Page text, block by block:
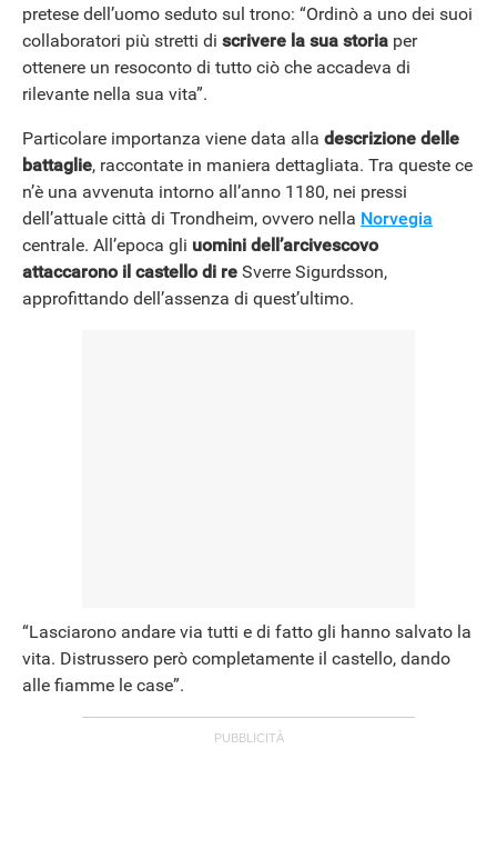
pretese dell’uomo seduto sul trono: “Ordinò a uno dei suoi
collaboratori più stretti di scrivere la sua storia per
ottenere un resoconto di tutto ciò che accadeva di
rilevante nella sua vita”.
Particolare importanza viene data alla descrizione delle
battaglie, raccontate in maniera dettagliata. Tra queste ce
n’è una avvenuta intorno all’anno 1180, nei pressi
dell’attuale città di Trondheim, ovvero nella Norvegia
centrale. All’epoca gli uomini dell’arcivescovo
attaccarono il castello di re Sverre Sigurdsson,
approfittando dell’assenza di quest’ultimo.
“Lasciarono andare via tutti e di fatto gli hanno salvato la
vita. Distrussero però completamente il castello, dando
alle fiamme le case”.